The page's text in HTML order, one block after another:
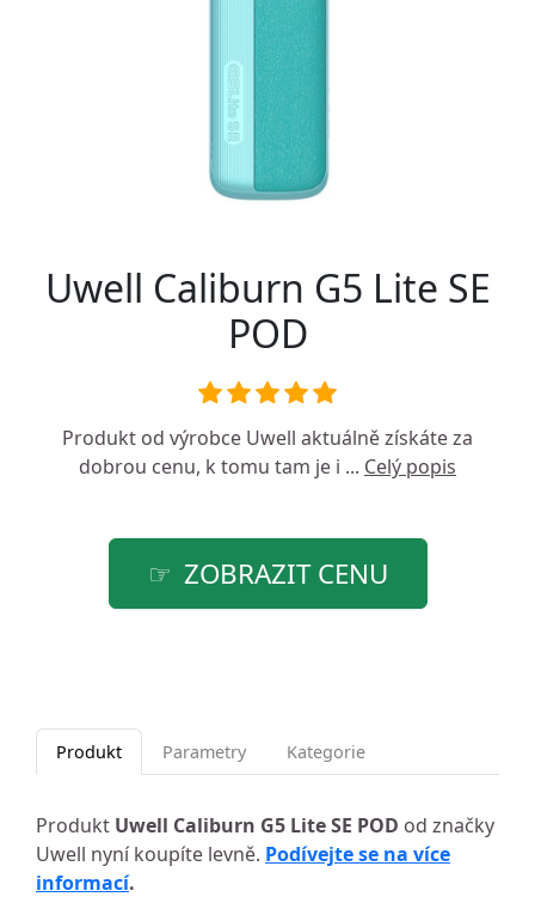
Uwell Caliburn G5 Lite SE
POD
Produkt od výrobce Uwell aktuálně získáte za
dobrou cenu, k tomu tam je i ... Celý popis
ZOBRAZIT CENU
Produkt Parametry Kategorie
Produkt Uwell Caliburn G5 Lite SE POD od značky
Uwell nyní koupíte levně. Podívejte se na více
informací.